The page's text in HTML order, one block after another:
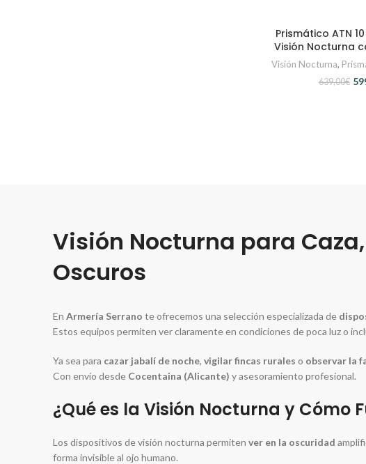
AÑADIR AL
Prismático ATN
Visión Nocturna
Visión Nocturna,
639,00€
Visión Nocturna para
Oscuros
En Armería Serrano te ofrecemos una selección especializada de
Estos equipos permiten ver claramente en condiciones de poca luz o
Ya sea para cazar jabalí de noche, vigilar fincas rurales o observar la
Con envío desde Cocentaina (Alicante) y asesoramiento profesional.
¿Qué es la Visión Nocturna y Cómo
Los dispositivos de visión nocturna permiten ver en la oscuridad
forma invisible al ojo humano.